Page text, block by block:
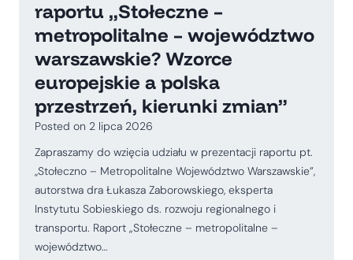
raportu „Stołeczne –
metropolitalne – województwo
warszawskie? Wzorce
europejskie a polska
przestrzeń, kierunki zmian”
Posted on 2 lipca 2026
Zapraszamy do wzięcia udziału w prezentacji raportu pt.
,,Stołeczno – Metropolitalne Województwo Warszawskie”,
autorstwa dra Łukasza Zaborowskiego, eksperta
Instytutu Sobieskiego ds. rozwoju regionalnego i
transportu. Raport „Stołeczne – metropolitalne –
województwo…